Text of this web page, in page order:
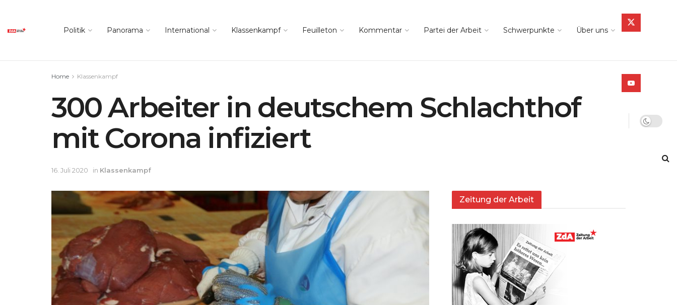
Politik Panorama International Klassenkampf Feuilleton Kommentar Partei der Arbeit Schwerpunkte Über uns
Home Klassenkampf
300 Arbeiter in deutschem Schlachthof
mit Corona infiziert
16. Juli 2020 in Klassenkampf
Zeitung der Arbeit